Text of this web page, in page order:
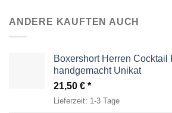
ANDERE KAUFTEN AUCH
Boxershort Herren Cocktail
handgemacht Unikat
21,50 €
Lieferzeit: 1-3 Tage